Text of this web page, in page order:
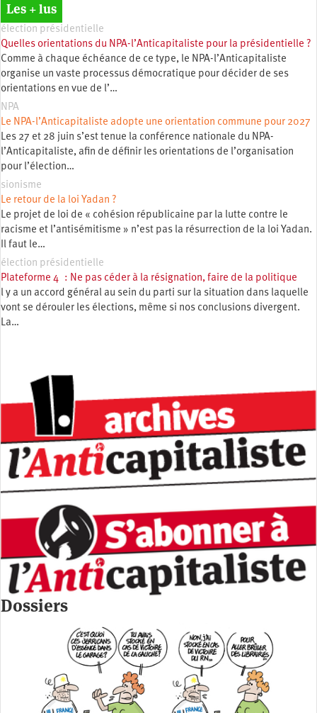
Les + lus
élection présidentielle
Quelles orientations du NPA-l’Anticapitaliste pour la présidentielle ?
Comme à chaque échéance de ce type, le NPA-l’Anticapitaliste
organise un vaste processus démocratique pour décider de ses
orientations en vue de l’…
NPA
Le NPA-l’Anticapitaliste adopte une orientation commune pour 2027
Les 27 et 28 juin s’est tenue la conférence nationale du NPA-
l’Anticapitaliste, afin de définir les orientations de l’organisation
pour l’élection…
sionisme
Le retour de la loi Yadan ?
Le projet de loi de « cohésion républicaine par la lutte contre le
racisme et l’antisémitisme » n’est pas la résurrection de la loi Yadan.
Il faut le…
élection présidentielle
Plateforme 4 : Ne pas céder à la résignation, faire de la politique
l y a un accord général au sein du parti sur la situation dans laquelle
vont se dérouler les élections, même si nos conclusions divergent.
La…
Dossiers